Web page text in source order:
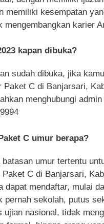
memiliki kesempatan
mengembangkan karier
kapan dibuka?
sudah dibuka, jika
Paket C di Banjarsari,
menghubungi
C umur berapa?
batasan umur tertentu
Paket C di Banjarsari,
dapat mendaftar, mulai
pernah sekolah, putus
ujian nasional, tidak